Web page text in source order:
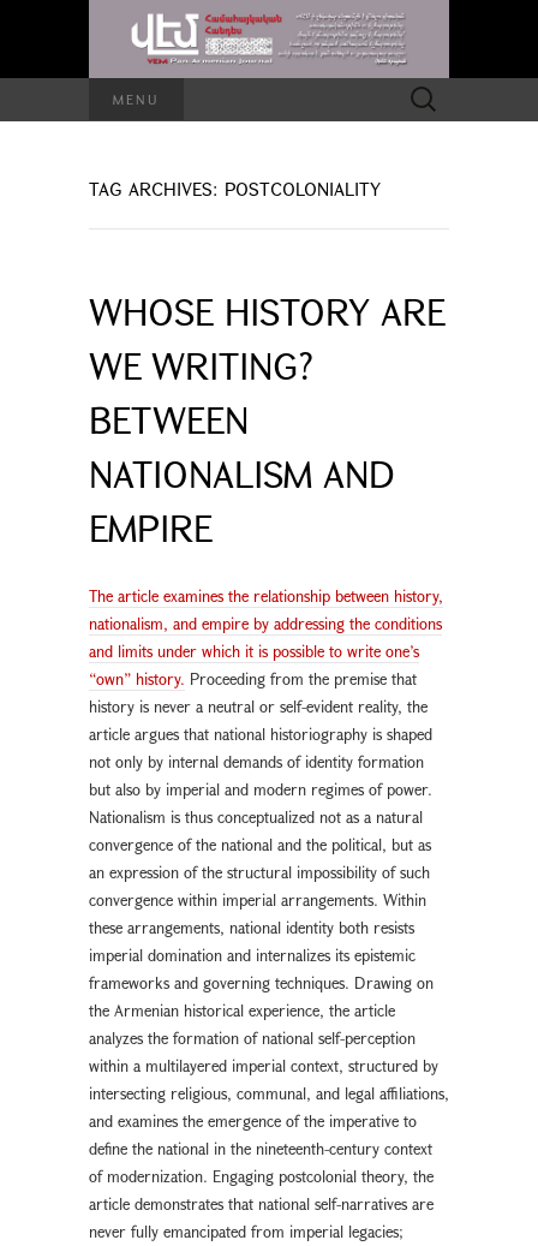
MENU
Search
for:
TAG ARCHIVES: POSTCOLONIALITY
WHOSE HISTORY ARE
WE WRITING?
BETWEEN
NATIONALISM AND
EMPIRE
The article examines the relationship between history,
nationalism, and empire by addressing the conditions
and limits under which it is possible to write one’s
“own” history. Proceeding from the premise that
history is never a neutral or self-evident reality, the
article argues that national historiography is shaped
not only by internal demands of identity formation
but also by imperial and modern regimes of power.
Nationalism is thus conceptualized not as a natural
convergence of the national and the political, but as
an expression of the structural impossibility of such
convergence within imperial arrangements. Within
these arrangements, national identity both resists
imperial domination and internalizes its epistemic
frameworks and governing techniques. Drawing on
the Armenian historical experience, the article
analyzes the formation of national self-perception
within a multilayered imperial context, structured by
intersecting religious, communal, and legal affiliations,
and examines the emergence of the imperative to
define the national in the nineteenth-century context
of modernization. Engaging postcolonial theory, the
article demonstrates that national self-narratives are
never fully emancipated from imperial legacies;